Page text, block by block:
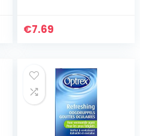
oordopjes tegen
€7.69